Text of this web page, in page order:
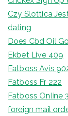
Czy Slottica
dating
Does Cbd Oil
Ekbet Live 409
Fatboss Avis
Fatboss Fr 222
Fatboss Online
foreign mail